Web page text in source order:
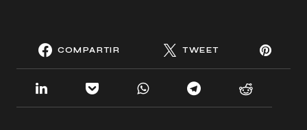
COMPARTIR TWEET